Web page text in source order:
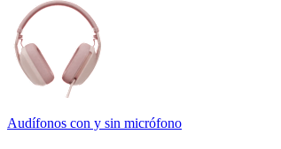
Audífonos con y sin micrófono